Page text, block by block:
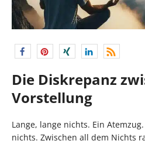
Die Diskrepanz
Vorstellung
Lange, lange nichts. Ein
nichts. Zwischen all dem Nichts